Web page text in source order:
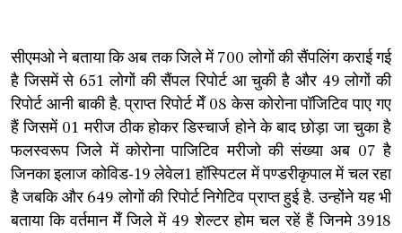
सीएमओ ने बताया कि अब तक जिले में 700 लोगों की सैंपलिंग कराई गई
है जिसमें से 651 लोगों की सैंपल रिपोर्ट आ चुकी है और 49 लोगों की
रिपोर्ट आनी बाकी है. प्राप्त रिपोर्ट मेँ 08 केस कोरोना पॉजिटिव पाए गए
हैं जिसमें 01 मरीज ठीक होकर डिस्चार्ज होने के बाद छोड़ा जा चुका है
फलस्वरूप जिले में कोरोना पाजिटिव मरीजो की संख्या अब 07 है
जिनका इलाज कोविड-19 लेवेल1 हॉस्पिटल में पण्डरीकृपाल में चल रहा
है जबकि और 649 लोगों की रिपोर्ट निगेटिव प्राप्त हुई है. उन्होंने यह भी
बताया कि वर्तमान मेँ जिले में 49 शेल्टर होम चल रहें हैं जिनमे 3918